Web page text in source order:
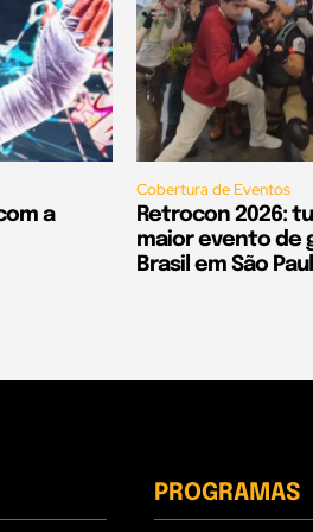
a
Cobertura de Eventos
Retrocon 2026:
maior evento de
Brasil em São
PROGRAMAS